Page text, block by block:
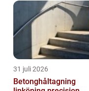
31 juli 2026
Betonghåltagning